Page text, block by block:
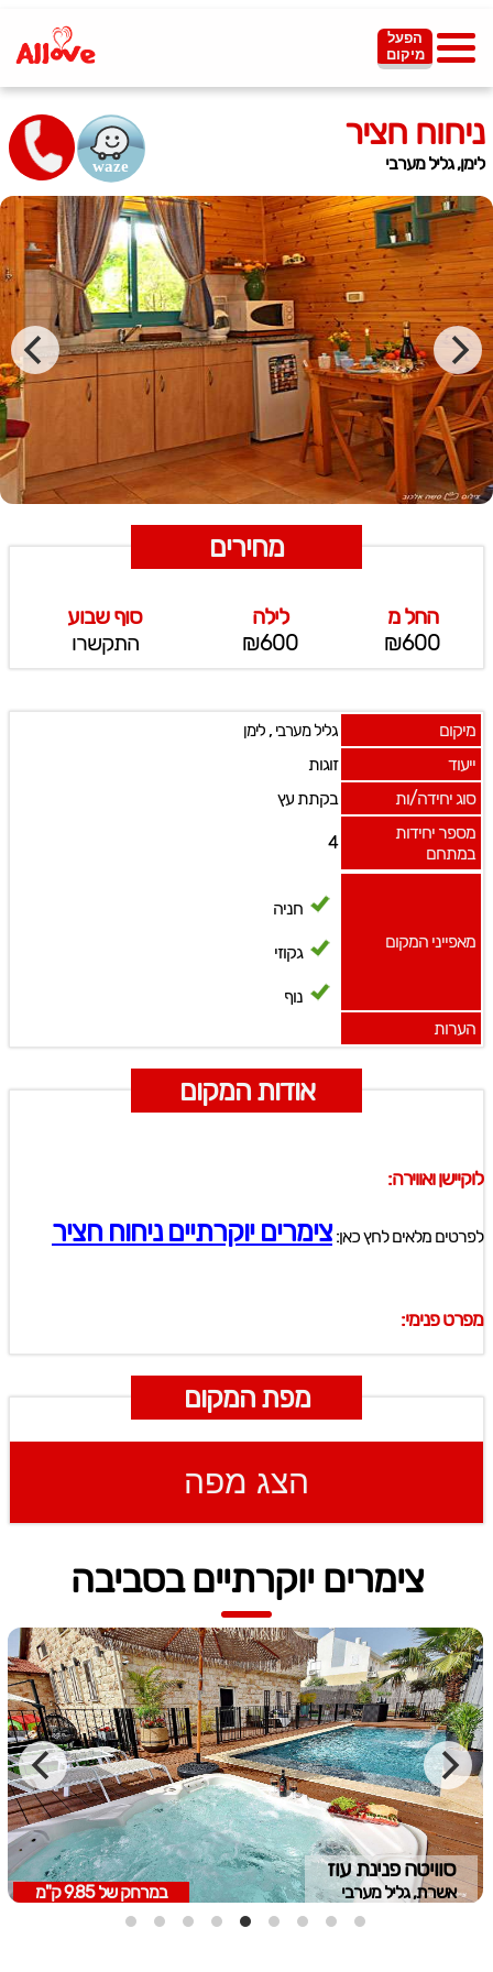
הפעל
מיקום
ניחוח חציר
לימן, גליל מערבי
מחירים
החל מ
₪600
לילה
₪600
סוף שבוע
התקשרו
מיקום גליל מערבי, לימן
ייעוד
זוגות
סוג יחידה/ות
בקתת עץ
מספר יחידות
במתחם
4
מאפייני המקום
חניה
גקוזי
נוף
הערות
אודות המקום
לוקיישן ואווירה:
לפרטים מלאים לחץ כאן:צימרים יוקרתיים ניחוח חציר
מפרט פנימי:
מפת המקום
הצג מפה
צימרים יוקרתיים בסביבה
סוויטה פנינת עוז
אשרת, גליל מערבי במרחק של 9.85 ק"מ